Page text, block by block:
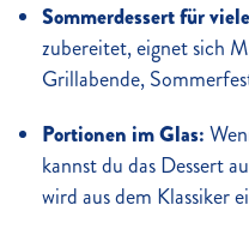
Sommerdessert für
zubereitet, eignet sich
Grillabende,
Portionen im Glas:
kannst du das Dessert
wird aus dem Klassiker